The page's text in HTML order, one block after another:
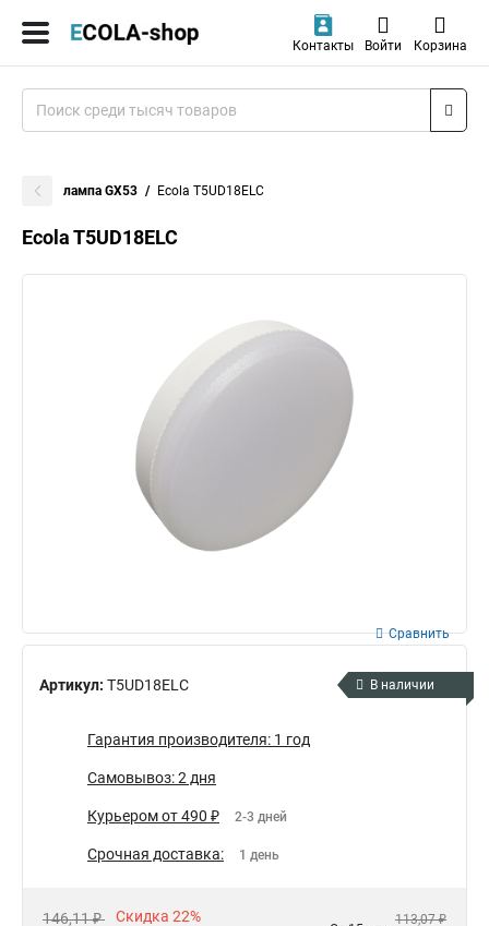
Контакты Войти Корзина
лампа GX53 Ecola T5UD18ELC
Ecola T5UD18ELC
Артикул: T5UD18ELC
Сравнить
В наличии
Гарантия производителя: 1 год
Самовывоз: 2 дня
Курьером от 490 ₽ 2-3 дней
Срочная доставка: 1 день
146,11 ₽ Скидка 22%
113,07 ₽